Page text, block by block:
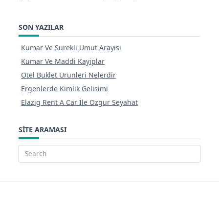
SON YAZILAR
Kumar Ve Surekli Umut Arayisi
Kumar Ve Maddi Kayiplar
Otel Buklet Urunleri Nelerdir
Ergenlerde Kimlik Gelisimi
Elazig Rent A Car İle Ozgur Seyahat
SITE ARAMASI
Search